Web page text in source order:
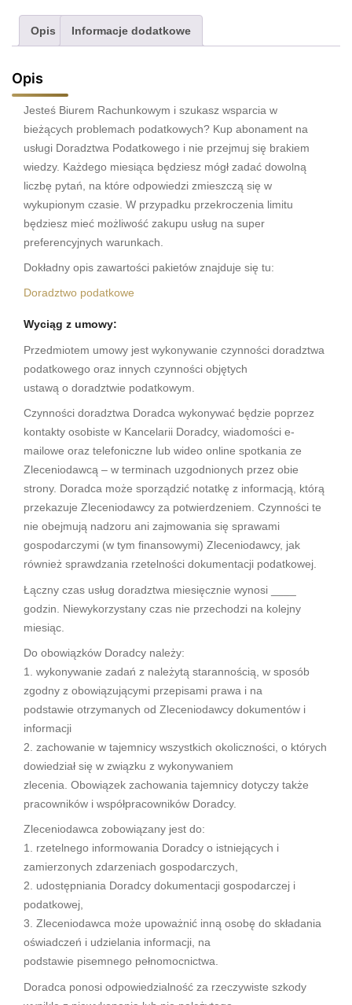
Opis Informacje dodatkowe
Opis
Jesteś Biurem Rachunkowym i szukasz wsparcia w
bieżących problemach podatkowych? Kup abonament na
usługi Doradztwa Podatkowego i nie przejmuj się brakiem
wiedzy. Każdego miesiąca będziesz mógł zadać dowolną
liczbę pytań, na które odpowiedzi zmieszczą się w
wykupionym czasie. W przypadku przekroczenia limitu
będziesz mieć możliwość zakupu usług na super
preferencyjnych warunkach.
Dokładny opis zawartości pakietów znajduje się tu:
Doradztwo podatkowe
Wyciąg z umowy:
Przedmiotem umowy jest wykonywanie czynności doradztwa
podatkowego oraz innych czynności objętych
ustawą o doradztwie podatkowym.
Czynności doradztwa Doradca wykonywać będzie poprzez
kontakty osobiste w Kancelarii Doradcy, wiadomości e-
mailowe oraz telefoniczne lub wideo online spotkania ze
Zleceniodawcą – w terminach uzgodnionych przez obie
strony. Doradca może sporządzić notatkę z informacją, którą
przekazuje Zleceniodawcy za potwierdzeniem. Czynności te
nie obejmują nadzoru ani zajmowania się sprawami
gospodarczymi (w tym finansowymi) Zleceniodawcy, jak
również sprawdzania rzetelności dokumentacji podatkowej.
Łączny czas usług doradztwa miesięcznie wynosi ____
godzin. Niewykorzystany czas nie przechodzi na kolejny
miesiąc.
Do obowiązków Doradcy należy:
1. wykonywanie zadań z należytą starannością, w sposób
zgodny z obowiązującymi przepisami prawa i na
podstawie otrzymanych od Zleceniodawcy dokumentów i
informacji
2. zachowanie w tajemnicy wszystkich okoliczności, o których
dowiedział się w związku z wykonywaniem
zlecenia. Obowiązek zachowania tajemnicy dotyczy także
pracowników i współpracowników Doradcy.
Zleceniodawca zobowiązany jest do:
1. rzetelnego informowania Doradcy o istniejących i
zamierzonych zdarzeniach gospodarczych,
2. udostępniania Doradcy dokumentacji gospodarczej i
podatkowej,
3. Zleceniodawca może upoważnić inną osobę do składania
oświadczeń i udzielania informacji, na
podstawie pisemnego pełnomocnictwa.
Doradca ponosi odpowiedzialność za rzeczywiste szkody